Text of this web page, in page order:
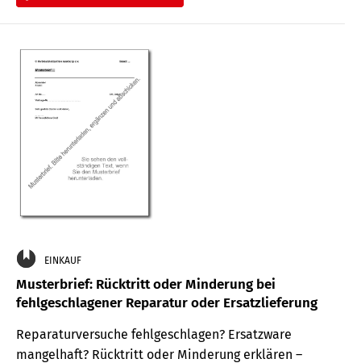
EINKAUF
Musterbrief: Rücktritt oder Minderung bei
fehlgeschlagener Reparatur oder Ersatzlieferung
Reparaturversuche fehlgeschlagen? Ersatzware
mangelhaft? Rücktritt oder Minderung erklären –